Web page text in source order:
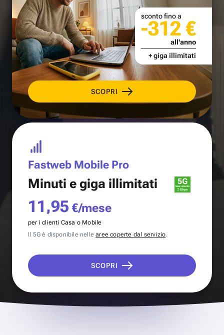
SCOPRI
sconto fino a
-312 €
all'anno
+ giga illimitati
Fastweb Mobile Pro
Minuti e giga illimitati
11,95 €/mese
per i clienti Casa o Mobile
Il 5G è disponibile nellearee coperte dal servizio.
SCOPRI